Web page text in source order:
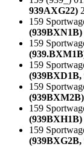
939AXG22)
159
(939BXN1B)
159
159
(939BXD1B,
159
(939BXM2B)
159
(939BXH1B)
159
(939BXG2B,